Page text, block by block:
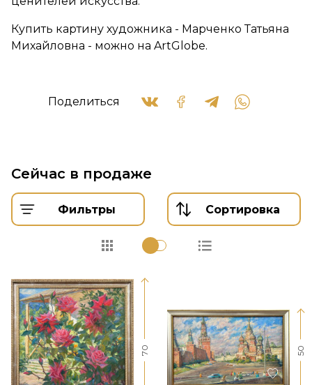
Купить картину художника - Марченко Татьяна
Михайловна - можно на ArtGlobe.
Поделиться
Сейчас в продаже
Фильтры Сортировка
70 50